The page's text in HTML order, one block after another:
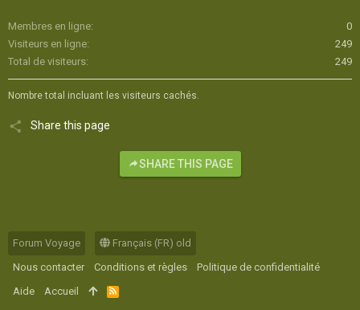
Membres en ligne
0
Visiteurs en ligne
249
Total de visiteurs
249
Nombre total incluant les visiteurs cachés.
Share this page
SHARE THIS PAGE
Forum Voyage
Français (FR) old
Nous contacter
Conditions et règles
Politique de confidentialité
Aide
Accueil
R
S